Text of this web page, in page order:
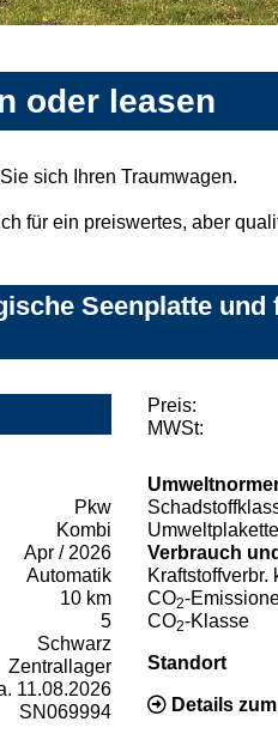
oder leasen
sich Ihren Traumwagen.
für ein preiswertes, aber
Seenplatte
Preis:
MWSt:
Pkw
Kombi
Apr / 2026
Automatik
10 km
5
Schwarz
Zentrallager
11.08.2026
SN069994
Umweltplakette
Verbrauch
Kraftstoffverbr.
CO2-
CO2-Klasse
Standort
Details